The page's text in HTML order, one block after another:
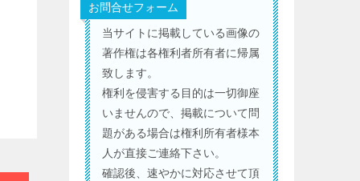
お問合せフォーム
当サイトに掲載している画像の
著作権は各権利者所有者に帰属
致します。
権利を侵害する目的は一切御座
いませんので、掲載について問
題がある場合は権利所有者様本
人が直接ご連絡下さい。
確認後、速やかに対応させて頂